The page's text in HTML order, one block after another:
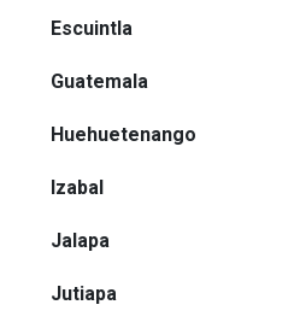
Escuintla
Guatemala
Huehuetenango
Izabal
Jalapa
Jutiapa